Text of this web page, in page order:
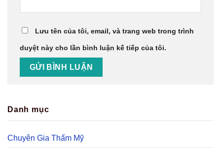
Lưu tên của tôi, email, và trang web trong trình
duyệt này cho lần bình luận kế tiếp của tôi.
Danh mục
Chuyên Gia Thẩm Mỹ